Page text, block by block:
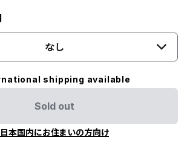
なし
shipping available
Sold out
日本国内にお住まいの方向け